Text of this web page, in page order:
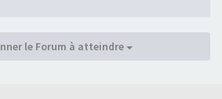
le Forum à atteindre